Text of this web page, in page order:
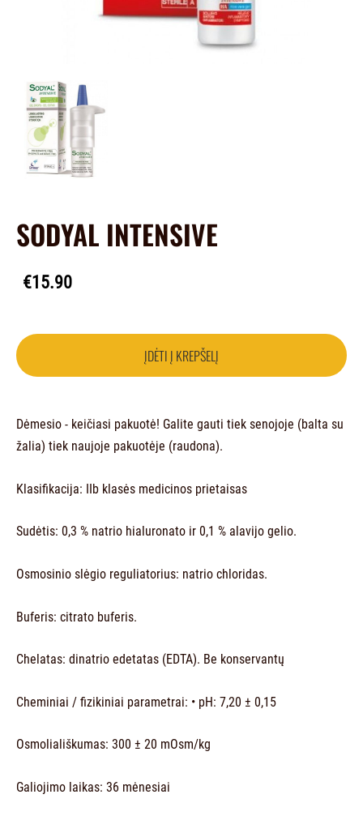
SODYAL INTENSIVE
€15.90
ĮDĖTI Į KREPŠELĮ
Dėmesio - keičiasi pakuotė! Galite gauti tiek senojoje (balta su
žalia) tiek naujoje pakuotėje (raudona).
Klasifikacija: IIb klasės medicinos prietaisas
Sudėtis: 0,3 % natrio hialuronato ir 0,1 % alavijo gelio.
Osmosinio slėgio reguliatorius: natrio chloridas.
Buferis: citrato buferis.
Chelatas: dinatrio edetatas (EDTA). Be konservantų
Cheminiai / fizikiniai parametrai: • pH: 7,20 ± 0,15
Osmoliališkumas: 300 ± 20 mOsm/kg
Galiojimo laikas: 36 mėnesiai